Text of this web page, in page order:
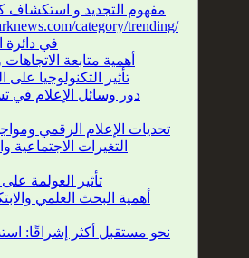
مفهوم التجديد و استكشاف
category/trending/
في دائرة
أهمية متابعة الاتجاهات
تأثير التكنولوجيا على
دور وسائل الإعلام في
تحديات الإعلام الرقمي
التغيرات الاجتماعية
تأثير العولمة
أهمية البحث العلمي
نحو مستقبل أكثر إشراقًا: